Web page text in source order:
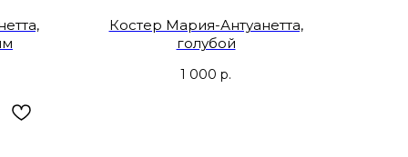
Костер Мария-Антуанетта,
голубой
1 000 р.